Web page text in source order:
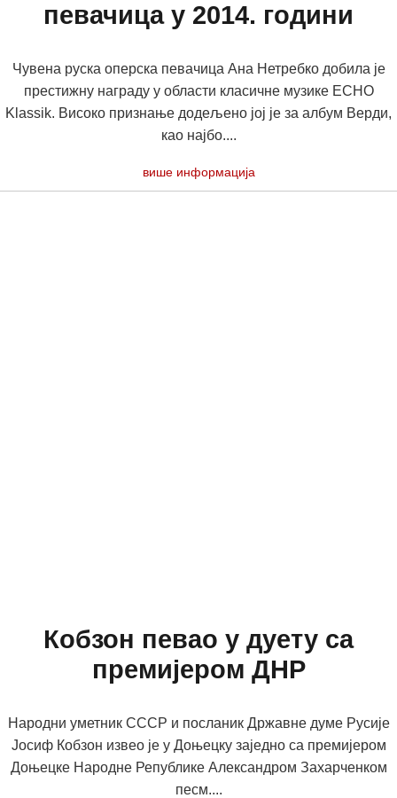
певачица у 2014. години
Чувена руска оперска певачица Ана Нетребко добила је
престижну награду у области класичне музике ECHO
Klassik. Високо признање додељено јој је за албум Верди,
као најбо....
више информација
Кобзон певао у дуету са
премијером ДНР
Народни уметник СССР и посланик Државне думе Русије
Јосиф Кобзон извео је у Доњецку заједно са премијером
Доњецке Народне Републике Александром Захарченком
песм....